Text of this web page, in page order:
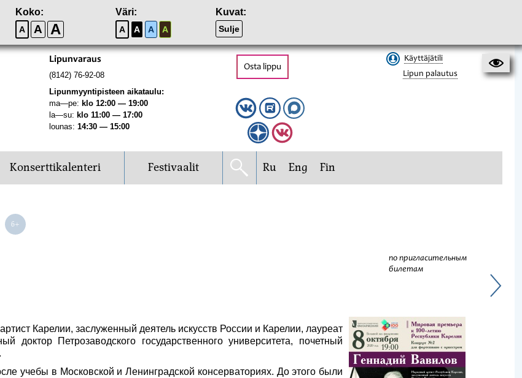
Koko:
A A A
Väri:
A A A A
Kuvat:
Sulje
Lipunvaraus
(8142) 76-92-08
Lipunmyyntipisteen aikataulu:
ma—pe: klo 12:00 — 19:00
la—su: klo 11:00 — 17:00
lounas: 14:30 — 15:00
Osta lippu
Käyttäjätili
Lipun palautus
Konserttikalenteri Festivaalit Ru Eng Fin
по пригласительным
билетам
Карелии, заслуженный деятель искусств России и Карелии, лауреат
доктор Петрозаводского государственного университета, почетный
учебы в Московской и Ленинградской консерваториях. До этого были